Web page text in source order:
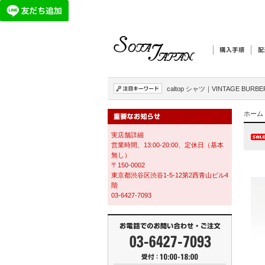
caltop シャツ ｜ VINTAGE
実店舗詳細
営業時間、13:00-20:00、定休日（基本
無し）
〒150-0002
東京都渋谷区渋谷1-5-12第2西青山ビル4
階
03-6427-7093
ホーム